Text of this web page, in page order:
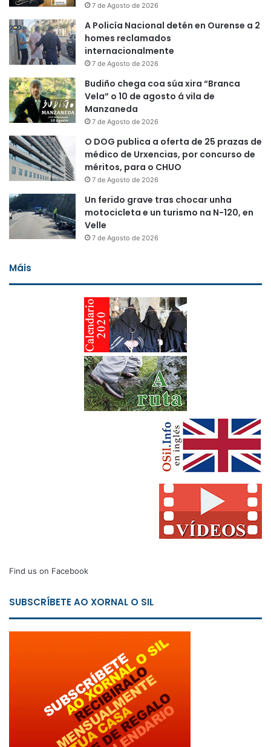
7 de Agosto de 2026
A Policía Nacional detén en Ourense a 2
homes reclamados
internacionalmente
7 de Agosto de 2026
Budiño chega coa súa xira “Branca
Vela” o 10 de agosto á vila de
Manzaneda
7 de Agosto de 2026
O DOG publica a oferta de 25 prazas de
médico de Urxencias, por concurso de
méritos, para o CHUO
7 de Agosto de 2026
Un ferido grave tras chocar unha
motocicleta e un turismo na N-120, en
Velle
7 de Agosto de 2026
Máis
Find us on Facebook
SUBSCRÍBETE AO XORNAL O SIL